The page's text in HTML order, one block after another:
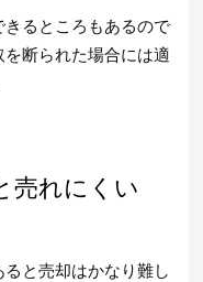
るところもあるので
断られた場合には適
売れにくい
と売却はかなり難し